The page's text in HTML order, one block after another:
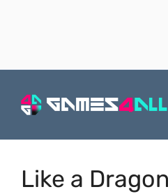
Like a